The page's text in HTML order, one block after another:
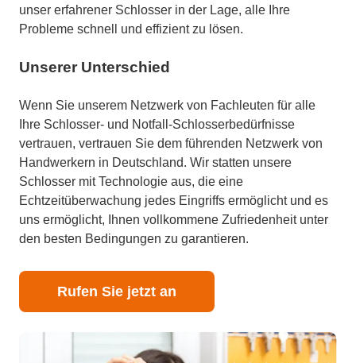
unser erfahrener Schlosser in der Lage, alle Ihre
Probleme schnell und effizient zu lösen.
Unserer Unterschied
Wenn Sie unserem Netzwerk von Fachleuten für alle
Ihre Schlosser- und Notfall-Schlosserbedürfnisse
vertrauen, vertrauen Sie dem führenden Netzwerk von
Handwerkern in Deutschland. Wir statten unsere
Schlosser mit Technologie aus, die eine
Echtzeitüberwachung jedes Eingriffs ermöglicht und es
uns ermöglicht, Ihnen vollkommene Zufriedenheit unter
den besten Bedingungen zu garantieren.
Rufen Sie jetzt an